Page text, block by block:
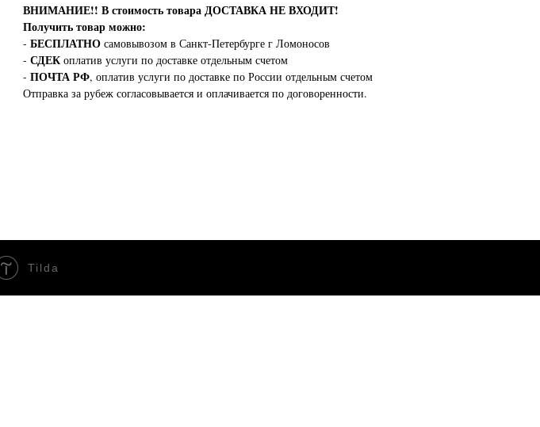
ВНИМАНИЕ!! В стоимость товара ДОСТАВКА НЕ ВХОДИТ!
Получить товар можно:
- БЕСПЛАТНО самовывозом в Санкт-Петербурге г Ломоносов
- СДЕК оплатив услуги по доставке отдельным счетом
- ПОЧТА РФ, оплатив услуги по доставке по России отдельным счетом
Отправка за рубеж согласовывается и оплачивается по договоренности.
Tilda